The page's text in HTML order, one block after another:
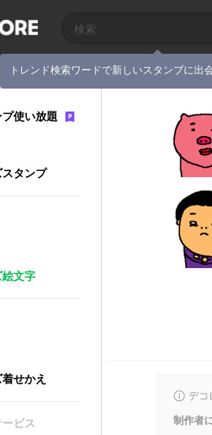
トレンド検索ワードで新しいスタンプに出
使い放題
タンプ
絵文字
せかえ
ビス
デコ
制作者